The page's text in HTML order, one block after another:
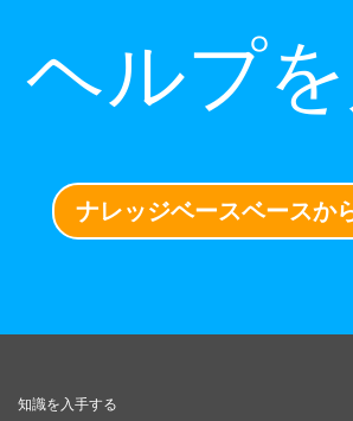
ヘルプ
ナレッジベースベースか
知識を入手する